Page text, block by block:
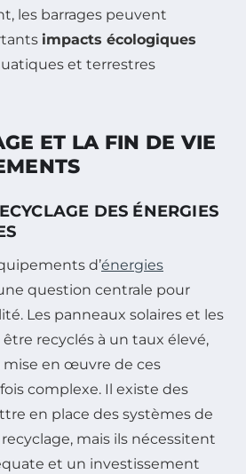
les barrages peuvent
impacts écologiques
et terrestres
ET LA FIN DE VIE
DES ÉNERGIES
d’énergies
question centrale pour
Les panneaux solaires et les
recyclés à un taux élevé,
mise en œuvre de ces
complexe. Il existe des
en place des systèmes de
mais ils nécessitent
et un investissement